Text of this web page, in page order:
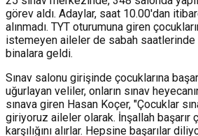
görev aldı. Adaylar, saat 10.00'dan
alınmadı. TYT oturumuna giren
istemeyen aileler de sabah saatlerinde
binalara geldi.
Sınav salonu girişinde çocuklarına
uğurlayan veliler, onların sınav
sınava giren Hasan Koçer, "Çocuklar
giriyoruz aileler olarak. İnşallah başarır
karşılığını alırlar. Hepsine başarılar